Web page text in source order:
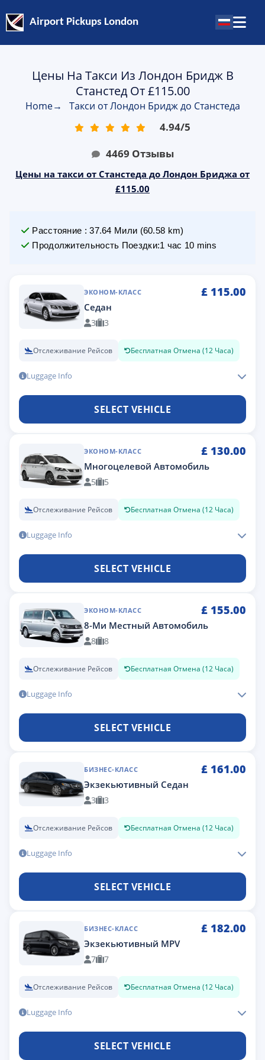
Airport Pickups London
Цены На Такси Из Лондон Бридж В
Станстед От £115.00
Home→ Такси от Лондон Бридж до Станстеда
4.94/5
4469 Отзывы
Цены на такси от Станстеда до Лондон Бриджа от
£115.00
Расстояние :37.64 Мили (60.58 km)
Продолжительность Поездки:1 час 10 mins
ЭКОНОМ-КЛАСС £ 115.00
Седан
3 3
Отслеживание Рейсов Бесплатная Отмена (12 Часа)
Luggage Info
SELECT VEHICLE
ЭКОНОМ-КЛАСС £ 130.00
Многоцелевой Автомобиль
5 5
Отслеживание Рейсов Бесплатная Отмена (12 Часа)
Luggage Info
SELECT VEHICLE
ЭКОНОМ-КЛАСС £ 155.00
8-Ми Местный Автомобиль
8 8
Отслеживание Рейсов Бесплатная Отмена (12 Часа)
Luggage Info
SELECT VEHICLE
БИЗНЕС-КЛАСС £ 161.00
Экзекьютивный Седан
3 3
Отслеживание Рейсов Бесплатная Отмена (12 Часа)
Luggage Info
SELECT VEHICLE
БИЗНЕС-КЛАСС £ 182.00
Экзекьютивный MPV
7 7
Отслеживание Рейсов Бесплатная Отмена (12 Часа)
Luggage Info
SELECT VEHICLE